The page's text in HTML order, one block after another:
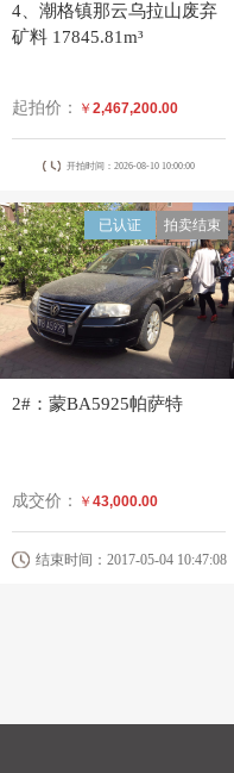
4、潮格镇那云乌拉山废弃
矿料 17845.81m³
起拍价： ￥ 2,467,200.00
开拍时间：2026-08-10 10:00:00
拍卖结束
已认证
2#：蒙BA5925帕萨特
成交价： ￥ 43,000.00
结束时间：2017-05-04 10:47:08